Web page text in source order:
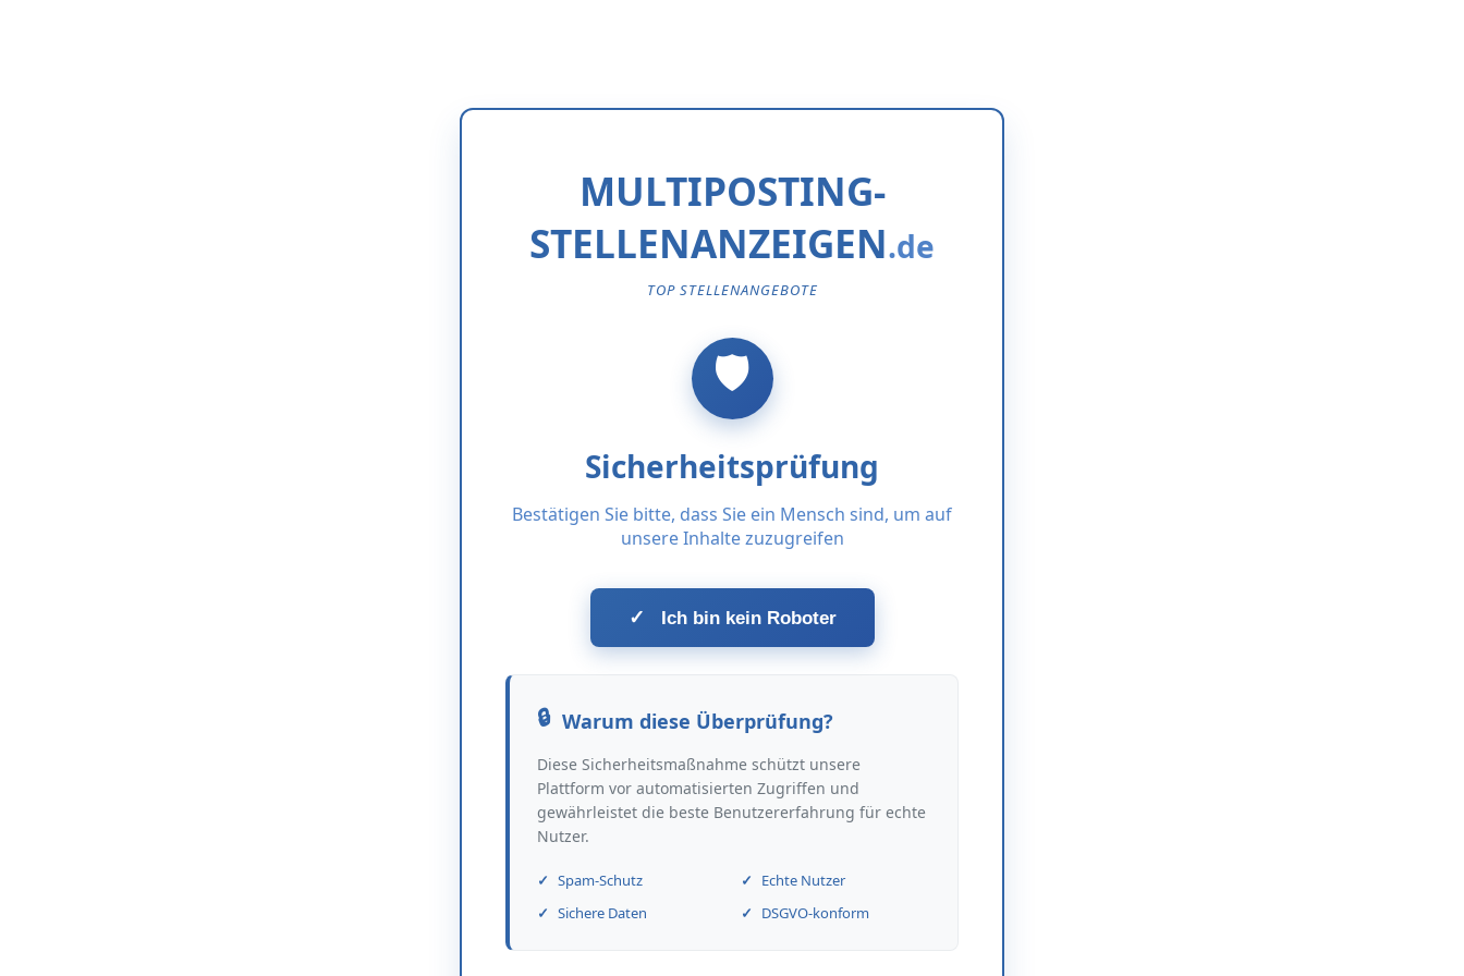
MULTIPOSTING-
STELLENANZEIGEN
TOP STELLENANGEBOTE
Sicherheitsprüfung
Bestätigen Sie bitte, dass Sie ein Mensch sind, um auf
unsere Inhalte zuzugreifen
✓ Ich bin kein Roboter
Warum diese Überprüfung?
Diese Sicherheitsmaßnahme schützt unsere
Plattform vor automatisierten Zugriffen und
gewährleistet die beste Benutzererfahrung für echte
Nutzer.
Spam-Schutz
Echte Nutzer
Sichere Daten
DSGVO-konform